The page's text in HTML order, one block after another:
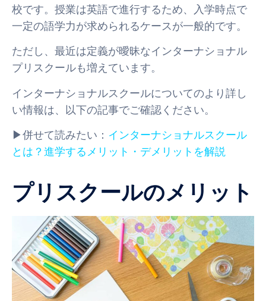
校です。授業は英語で進行するため、入学時点で
一定の語学力が求められるケースが一般的です。
ただし、最近は定義が曖昧なインターナショナル
プリスクールも増えています。
インターナショナルスクールについてのより詳し
い情報は、以下の記事でご確認ください。
▶併せて読みたい： インターナショナルスクール
とは？進学するメリット・デメリットを解説
プリスクールのメリット